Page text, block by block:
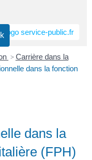
> Carrière dans la
dans la fonction
dans la
(FPH)